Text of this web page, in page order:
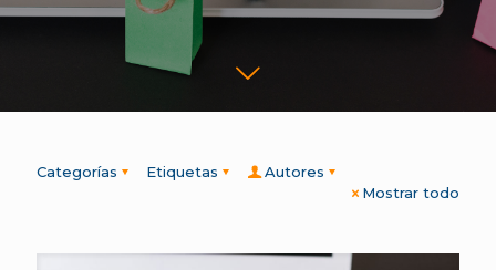
Categorías Etiquetas
Autores
Mostrar todo